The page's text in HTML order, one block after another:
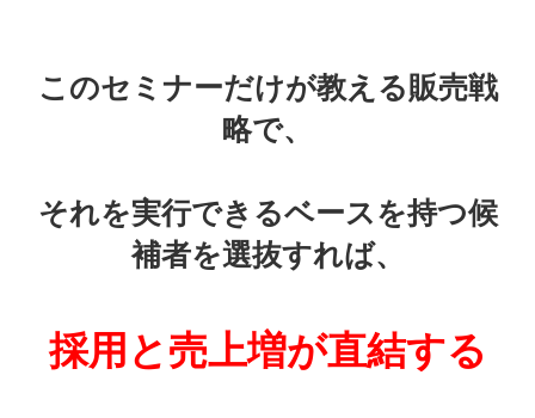
このセミナーだけが教える販売戦
略で、
それを実行できるベースを持つ候
補者を選抜すれば、
採用と売上増が直結する